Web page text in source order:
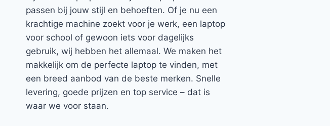
passen bij jouw stijl en behoeften. Of je nu een
krachtige machine zoekt voor je werk, een laptop
voor school of gewoon iets voor dagelijks
gebruik, wij hebben het allemaal. We maken het
makkelijk om de perfecte laptop te vinden, met
een breed aanbod van de beste merken. Snelle
levering, goede prijzen en top service – dat is
waar we voor staan.